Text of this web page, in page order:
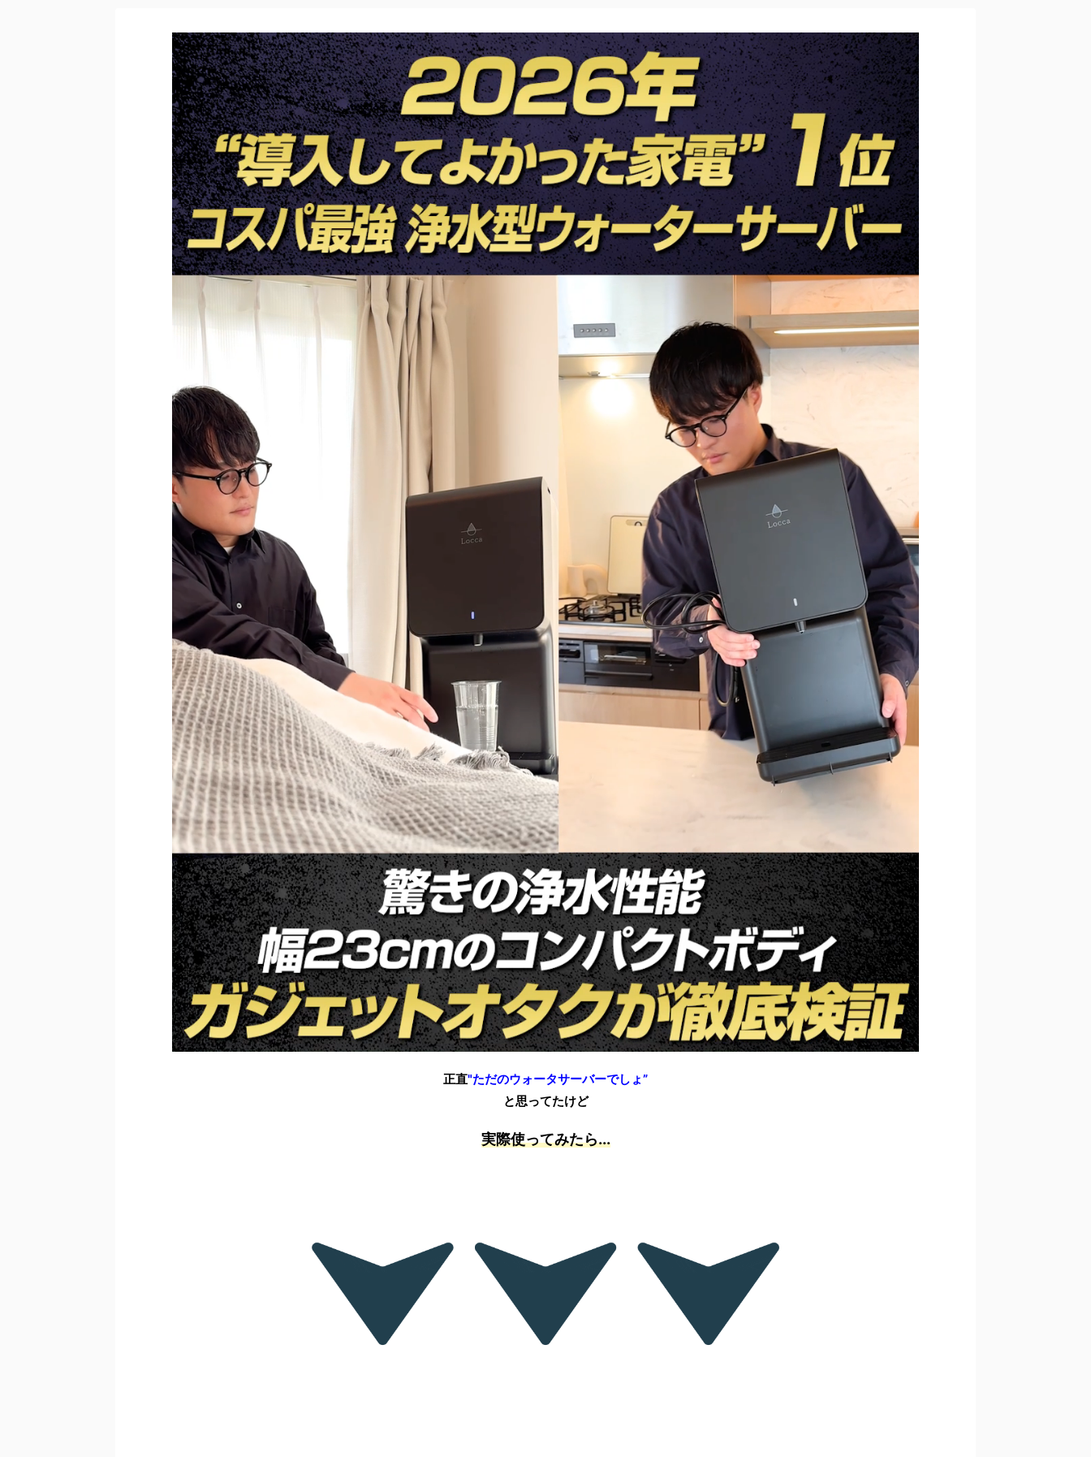
正直"ただのウォータサーバーでしょ”
と思ってたけど
実際使ってみたら...